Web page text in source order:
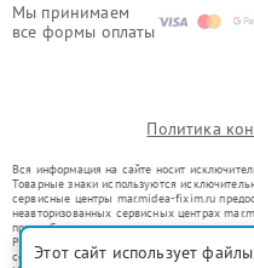
Мы принимаем
все формы оплаты
Политика
Вся информация на сайте носит
Товарные знаки используются
сервисные центры mar.midea-fixim.ru
неавторизованных сервисных центрах
правообладателями товарных знаков или
Ремонт осуществляется для устройств, уже
со статьей 1487 ГК РФ.
Этот сайт использует